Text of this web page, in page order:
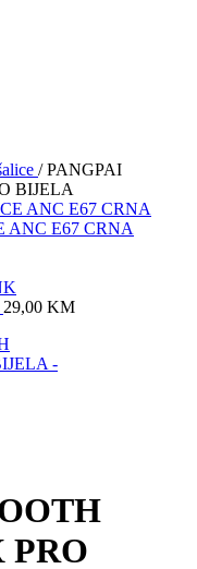
/ PANGPAI
BIJELA
ANC E67 CRNA
29,00 KM
PRO